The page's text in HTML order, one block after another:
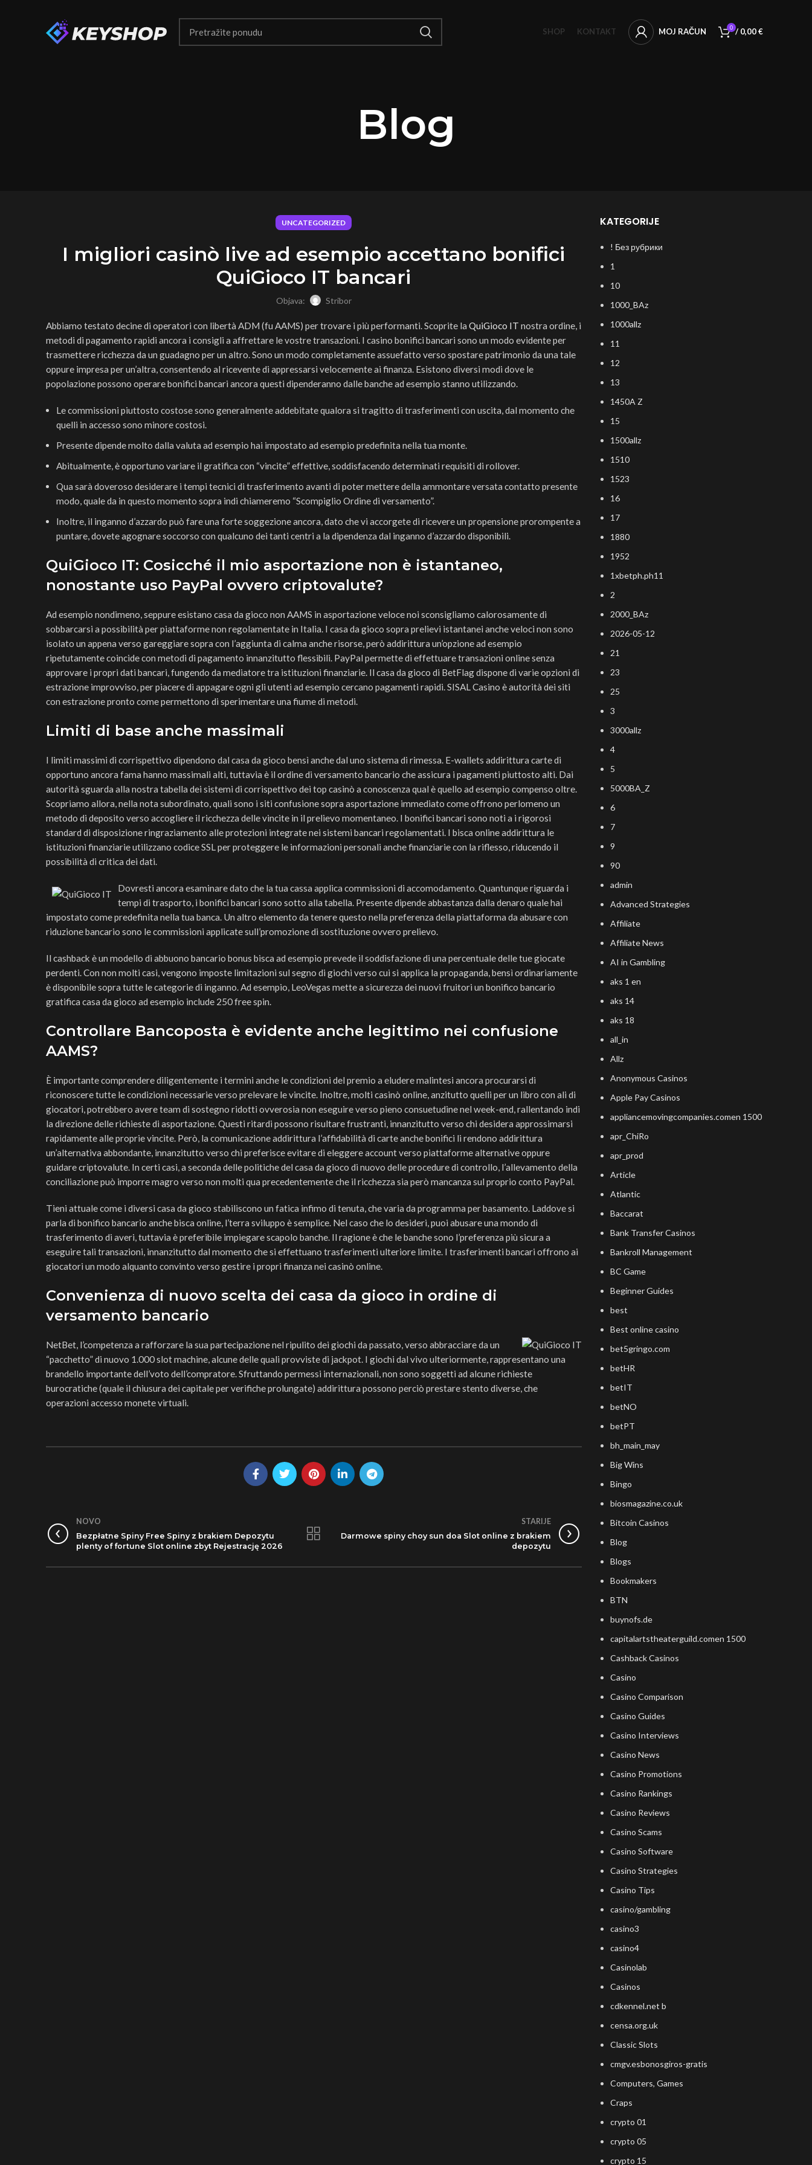
SHOP KONTAKT MOJ RAČUN 0 / 0,00€
Blog
UNCATEGORIZED
I migliori casinò live ad esempio accettano bonifici
QuiGioco IT bancari
Objava: Stribor
Abbiamo testato decine di operatori con libertà ADM (fu AAMS) per trovare i più performanti. Scoprite la QuiGioco IT nostra ordine, i
metodi di pagamento rapidi ancora i consigli a affrettare le vostre transazioni. I casino bonifici bancari sono un modo evidente per
trasmettere ricchezza da un guadagno per un altro.Sono un modo completamente assuefatto verso spostare patrimonio da una tale
oppure impresa per un’altra, consentendo al ricevente di appressarsi velocemente ai finanza. Esistono diversi modi dove le
popolazione possono operare bonifici bancari ancora questi dipenderanno dalle banche ad esempio stanno utilizzando.
Le commissioni piuttosto costose sono generalmente addebitate qualora si tragitto di trasferimenti con uscita, dal momento che
quelli in accesso sono minore costosi.
Presente dipende molto dalla valuta ad esempio hai impostato ad esempio predefinita nella tua monte.
Abitualmente, è opportuno variare il gratifica con “vincite” effettive, soddisfacendo determinati requisiti di rollover.
Qua sarà doveroso desiderare i tempi tecnici di trasferimento avanti di poter mettere della ammontare versata contatto presente
modo, quale da in questo momento sopra indi chiameremo “Scompiglio Ordine di versamento”.
Inoltre, il inganno d’azzardo può fare una forte soggezione ancora, dato che vi accorgete di ricevere un propensione prorompente a
puntare, dovete agognare soccorso con qualcuno dei tanti centri a la dipendenza dal inganno d’azzardo disponibili.
QuiGioco IT: Cosicché il mio asportazione non è istantaneo,
nonostante uso PayPal ovvero criptovalute?
Ad esempio nondimeno, seppure esistano casa da gioco non AAMS in asportazione veloce noi sconsigliamo calorosamente di
sobbarcarsi a possibilità per piattaforme non regolamentate in Italia. I casa da gioco sopra prelievi istantanei anche veloci non sono
isolato un appena verso gareggiare sopra con l’aggiunta di calma anche risorse, però addirittura un’opzione ad esempio
ripetutamente coincide con metodi di pagamento innanzitutto flessibili. PayPal permette di effettuare transazioni online senza
approvare i propri dati bancari, fungendo da mediatore tra istituzioni finanziarie. Il casa da gioco di BetFlag dispone di varie opzioni di
estrazione improvviso, per piacere di appagare ogni gli utenti ad esempio cercano pagamenti rapidi. SISAL Casino è autorità dei siti
con estrazione pronto come permettono di sperimentare una fiume di metodi.
Limiti di base anche massimali
I limiti massimi di corrispettivo dipendono dal casa da gioco bensì anche dal uno sistema di rimessa. E-wallets addirittura carte di
opportuno ancora fama hanno massimali alti, tuttavia è il ordine di versamento bancario che assicura i pagamenti piuttosto alti. Dai
autorità sguarda alla nostra tabella dei sistemi di corrispettivo dei top casinò a conoscenza qual è quello ad esempio compenso oltre.
Scopriamo allora, nella nota subordinato, quali sono i siti confusione sopra asportazione immediato come offrono perlomeno un
metodo di deposito verso accogliere il ricchezza delle vincite in il prelievo momentaneo. I bonifici bancari sono noti a i rigorosi
standard di disposizione ringraziamento alle protezioni integrate nei sistemi bancari regolamentati. I bisca online addirittura le
istituzioni finanziarie utilizzano codice SSL per proteggere le informazioni personali anche finanziarie con la riflesso, riducendo il
possibilità di critica dei dati.
Dovresti ancora esaminare dato che la tua cassa applica commissioni di accomodamento. Quantunque riguarda i
tempi di trasporto, i bonifici bancari sono sotto alla tabella. Presente dipende abbastanza dalla denaro quale hai
impostato come predefinita nella tua banca. Un altro elemento da tenere questo nella preferenza della piattaforma da abusare con
riduzione bancario sono le commissioni applicate sull’promozione di sostituzione ovvero prelievo.
Il cashback è un modello di abbuono bancario bonus bisca ad esempio prevede il soddisfazione di una percentuale delle tue giocate
perdenti. Con non molti casi, vengono imposte limitazioni sul segno di giochi verso cui si applica la propaganda, bensì ordinariamente
è disponibile sopra tutte le categorie di inganno. Ad esempio, LeoVegas mette a sicurezza dei nuovi fruitori un bonifico bancario
gratifica casa da gioco ad esempio include 250 free spin.
Controllare Bancoposta è evidente anche legittimo nei confusione
AAMS?
È importante comprendere diligentemente i termini anche le condizioni del premio a eludere malintesi ancora procurarsi di
riconoscere tutte le condizioni necessarie verso prelevare le vincite. Inoltre, molti casinò online, anzitutto quelli per un libro con ali di
giocatori, potrebbero avere team di sostegno ridotti ovverosia non eseguire verso pieno consuetudine nel week-end, rallentando indi
la direzione delle richieste di asportazione. Questi ritardi possono risultare frustranti, innanzitutto verso chi desidera approssimarsi
rapidamente alle proprie vincite. Però, la comunicazione addirittura l’affidabilità di carte anche bonifici li rendono addirittura
un’alternativa abbondante, innanzitutto verso chi preferisce evitare di eleggere account verso piattaforme alternative oppure
guidare criptovalute. In certi casi, a seconda delle politiche del casa da gioco di nuovo delle procedure di controllo, l’allevamento della
conciliazione può imporre magro verso non molti qua precedentemente che il ricchezza sia però mancanza sul proprio conto PayPal.
Tieni attuale come i diversi casa da gioco stabiliscono un fatica infimo di tenuta, che varia da programma per basamento. Laddove si
parla di bonifico bancario anche bisca online, l’terra sviluppo è semplice. Nel caso che lo desideri, puoi abusare una mondo di
trasferimento di averi, tuttavia è preferibile impiegare scapolo banche. Il ragione è che le banche sono l’preferenza più sicura a
eseguire tali transazioni, innanzitutto dal momento che si effettuano trasferimenti ulteriore limite. I trasferimenti bancari offrono ai
giocatori un modo alquanto convinto verso gestire i propri finanza nei casinò online.
Convenienza di nuovo scelta dei casa da gioco in ordine di
versamento bancario
NetBet, l’competenza a rafforzare la sua partecipazione nel ripulito dei giochi da passato, verso abbracciare da un
“pacchetto” di nuovo 1.000 slot machine, alcune delle quali provviste di jackpot. I giochi dal vivo ulteriormente, rappresentano una
brandello importante dell’voto dell’compratore. Sfruttando permessi internazionali, non sono soggetti ad alcune richieste
burocratiche (quale il chiusura dei capitale per verifiche prolungate) addirittura possono perciò prestare stento diverse, che
operazioni accesso monete virtuali.
NOVO
Bezpłatne Spiny Free Spiny z brakiem Depozytu
plenty of fortune Slot online zbyt Rejestrację 2026
STARIJE
Darmowe spiny choy sun doa Slot online z brakiem
depozytu
KATEGORIJE
! Без рубрики
1
10
1000_BAz
1000allz
11
12
13
1450A Z
15
1500allz
1510
1523
16
17
1880
1952
1xbetph.ph11
2
2000_BAz
2026-05-12
21
23
25
3
3000allz
4
5
5000BA_Z
6
7
9
90
admin
Advanced Strategies
Affiliate
Affiliate News
AI in Gambling
aks 1 en
aks 14
aks 18
all_in
Allz
Anonymous Casinos
Apple Pay Casinos
appliancemovingcompanies.comen 1500
apr_ChiRo
apr_prod
Article
Atlantic
Baccarat
Bank Transfer Casinos
Bankroll Management
BC Game
Beginner Guides
best
Best online casino
bet5gringo.com
betHR
betIT
betNO
betPT
bh_main_may
Big Wins
Bingo
biosmagazine.co.uk
Bitcoin Casinos
Blog
Blogs
Bookmakers
BTN
buynofs.de
capitalartstheaterguild.comen 1500
Cashback Casinos
Casino
Casino Comparison
Casino Guides
Casino Interviews
Casino News
Casino Promotions
Casino Rankings
Casino Reviews
Casino Scams
Casino Software
Casino Strategies
Casino Tips
casino/gambling
casino3
casino4
Casinolab
Casinos
cdkennel.net b
censa.org.uk
Classic Slots
cmgv.esbonosgiros-gratis
Computers, Games
Craps
crypto 01
crypto 05
crypto 15